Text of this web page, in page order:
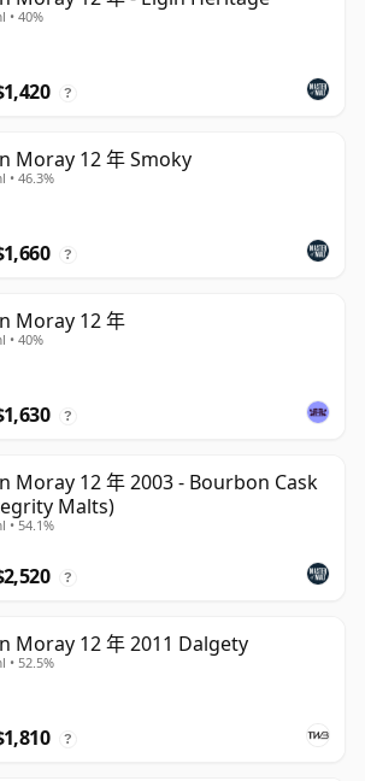
• 40%
?
Moray 12 年 Smoky
• 46.3%
?
Moray 12 年
• 40%
?
Moray 12 年 2003 - Bourbon Cask
Malts)
• 54.1%
?
Moray 12 年 2011 Dalgety
• 52.5%
?